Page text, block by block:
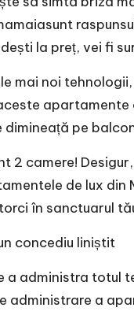
sunt
la preț, vei fi
mai noi
pe
2 camere!
de lux
în sanctuarul
concediu liniștit
administra totul
administrare a